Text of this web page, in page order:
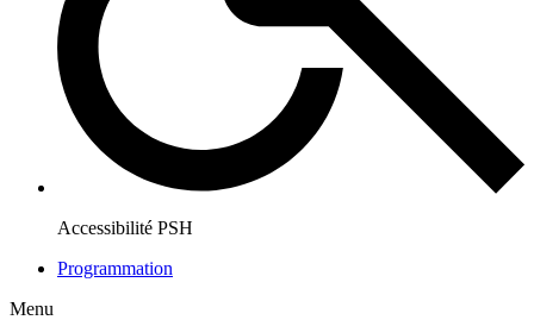
Accessibilité PSH
Programmation
Menu